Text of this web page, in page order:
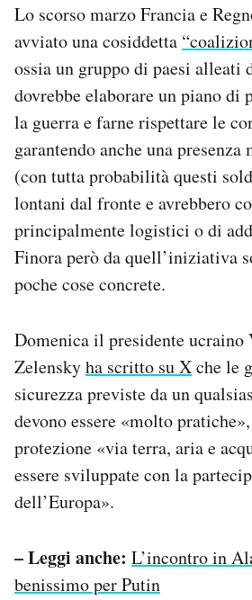
Lo scorso marzo Francia e
avviato una cosiddetta
ossia un gruppo di paesi alleati
dovrebbe elaborare un piano di
la guerra e farne rispettare le
garantendo anche una
(con tutta probabilità questi
lontani dal fronte e avrebbero
principalmente logistici o di
Finora però da quell’iniziativa
poche cose concrete.
Domenica il presidente ucraino
Zelenskyha scritto su Xche le
sicurezza previste da un
devono essere «molto
protezione «via terra, aria e
essere sviluppate con la
dell’Europa».
– Leggi anche: L’incontro in
benissimo per Putin